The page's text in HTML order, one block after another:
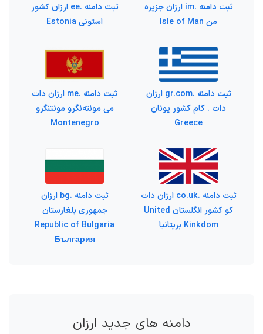
ثبت دامنه .im ارزان جزیره
من Isle of Man
ثبت دامنه .ee ارزان کشور
استونی Estonia
ثبت دامنه .gr.com ارزان
دات . کام کشور یونان
Greece
ثبت دامنه .me ارزان دات
می مونته‌نگرو مونتنگرو
Montenegro
ثبت دامنه .co.uk ارزان دات
کو کشور انگلستان United
Kinkdom بریتانیا
ثبت دامنه .bg ارزان
جمهوری بلغارستان
Republic of Bulgaria
България
دامنه های جدید ارزان